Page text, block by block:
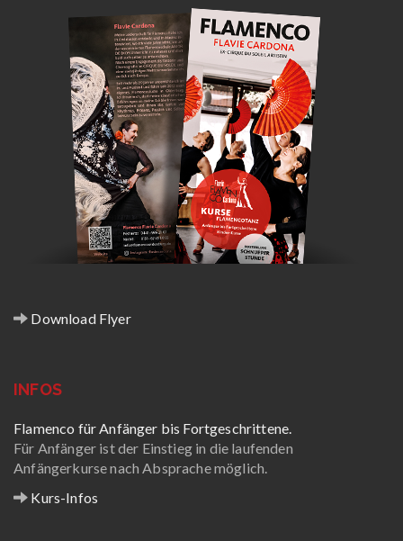
Download Flyer
INFOS
Flamenco für Anfänger bis Fortgeschrittene.
Für Anfänger ist der Einstieg in die laufenden
Anfängerkurse nach Absprache möglich.
Kurs-Infos